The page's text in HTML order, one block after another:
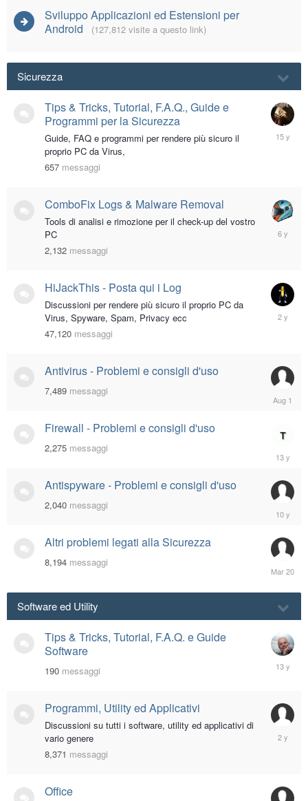
Sviluppo Applicazioni ed Estensioni per
Android
(127,812 visite a questo link)
Sicurezza
Tips & Tricks, Tutorial, F.A.Q., Guide e
Programmi per la Sicurezza
Guide, FAQ e programmi per rendere più sicuro il
proprio PC da Virus,
657 messaggi
February
15,
ComboFix Logs & Malware Removal
Tools di analisi e rimozione per il check-up del vostro
PC
2,132 messaggi
May
10,
HiJackThis - Posta qui i Log
Discussioni per rendere più sicuro il proprio PC da
Virus, Spyware, Spam, Privacy ecc
47,120 messaggi
March
29,
Antivirus - Problemi e consigli d'uso
7,489 messaggi
August
1
Firewall - Problemi e consigli d'uso
2,275 messaggi
July
29,
2013
Antispyware - Problemi e consigli d'uso
2,040 messaggi
March
14,
2016
Altri problemi legati alla Sicurezza
8,194 messaggi
March
20
Software ed Utility
Tips & Tricks, Tutorial, F.A.Q. e Guide
Software
190 messaggi
October
26,
Programmi, Utility ed Applicativi
Discussioni su tutti i software, utility ed applicativi di
vario genere
8,371 messaggi
August
26,
Office